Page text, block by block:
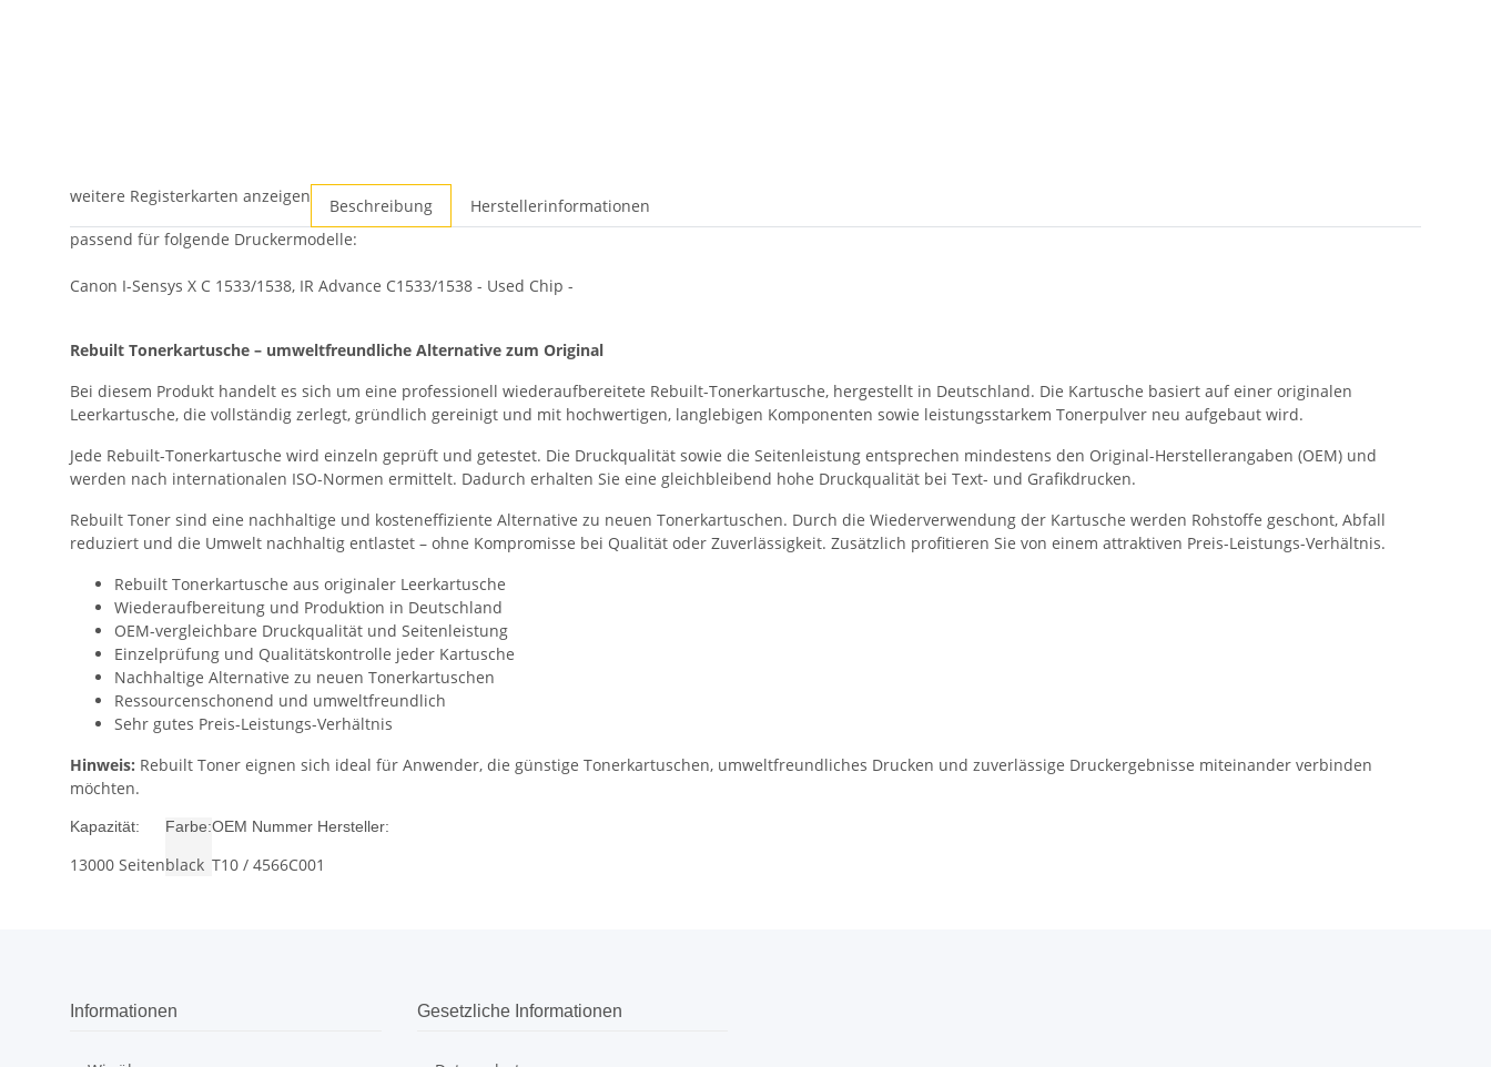
weitere Registerkarten anzeigen Beschreibung
Herstellerinformationen
passend für folgende Druckermodelle:
Canon I-Sensys X C 1533/1538, IR Advance C1533/1538 - Used Chip -
Rebuilt Tonerkartusche – umweltfreundliche Alternative zum Original
Bei diesem Produkt handelt es sich um eine professionell wiederaufbereitete Rebuilt-Tonerkartusche, hergestellt in Deutschland. Die Kartusche basiert auf einer originalen
Leerkartusche, die vollständig zerlegt, gründlich gereinigt und mit hochwertigen, langlebigen Komponenten sowie leistungsstarkem Tonerpulver neu aufgebaut wird.
Jede Rebuilt-Tonerkartusche wird einzeln geprüft und getestet. Die Druckqualität sowie die Seitenleistung entsprechen mindestens den Original-Herstellerangaben (OEM) und
werden nach internationalen ISO-Normen ermittelt. Dadurch erhalten Sie eine gleichbleibend hohe Druckqualität bei Text- und Grafikdrucken.
Rebuilt Toner sind eine nachhaltige und kosteneffiziente Alternative zu neuen Tonerkartuschen. Durch die Wiederverwendung der Kartusche werden Rohstoffe geschont, Abfall
reduziert und die Umwelt nachhaltig entlastet – ohne Kompromisse bei Qualität oder Zuverlässigkeit. Zusätzlich profitieren Sie von einem attraktiven Preis-Leistungs-Verhältnis.
Rebuilt Tonerkartusche aus originaler Leerkartusche
Wiederaufbereitung und Produktion in Deutschland
OEM-vergleichbare Druckqualität und Seitenleistung
Einzelprüfung und Qualitätskontrolle jeder Kartusche
Nachhaltige Alternative zu neuen Tonerkartuschen
Ressourcenschonend und umweltfreundlich
Sehr gutes Preis-Leistungs-Verhältnis
Hinweis: Rebuilt Toner eignen sich ideal für Anwender, die günstige Tonerkartuschen, umweltfreundliches Drucken und zuverlässige Druckergebnisse miteinander verbinden
möchten.
Kapazität:
13000 Seiten
Farbe:
black
OEM Nummer Hersteller:
T10 / 4566C001
Informationen Gesetzliche Informationen